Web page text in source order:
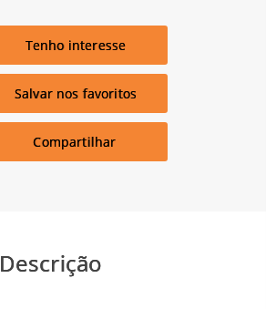
Tenho interesse
Salvar nos favoritos
Compartilhar
Descrição